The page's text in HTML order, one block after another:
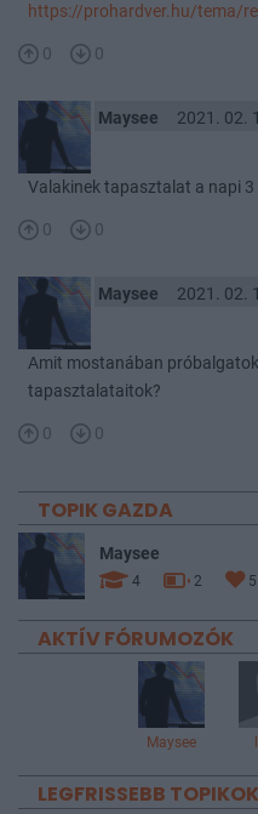
https://prohardver.hu/tema/
0 0
Maysee 2021. 02.
Valakinek tapasztalat a napi
0 0
Maysee 2021. 02.
Amit mostanában
tapasztalataitok?
0 0
TOPIK GAZDA
Maysee
4 2 5
AKTÍV FÓRUMOZÓK
Maysee
LEGFRISSEBB TOPIKOK